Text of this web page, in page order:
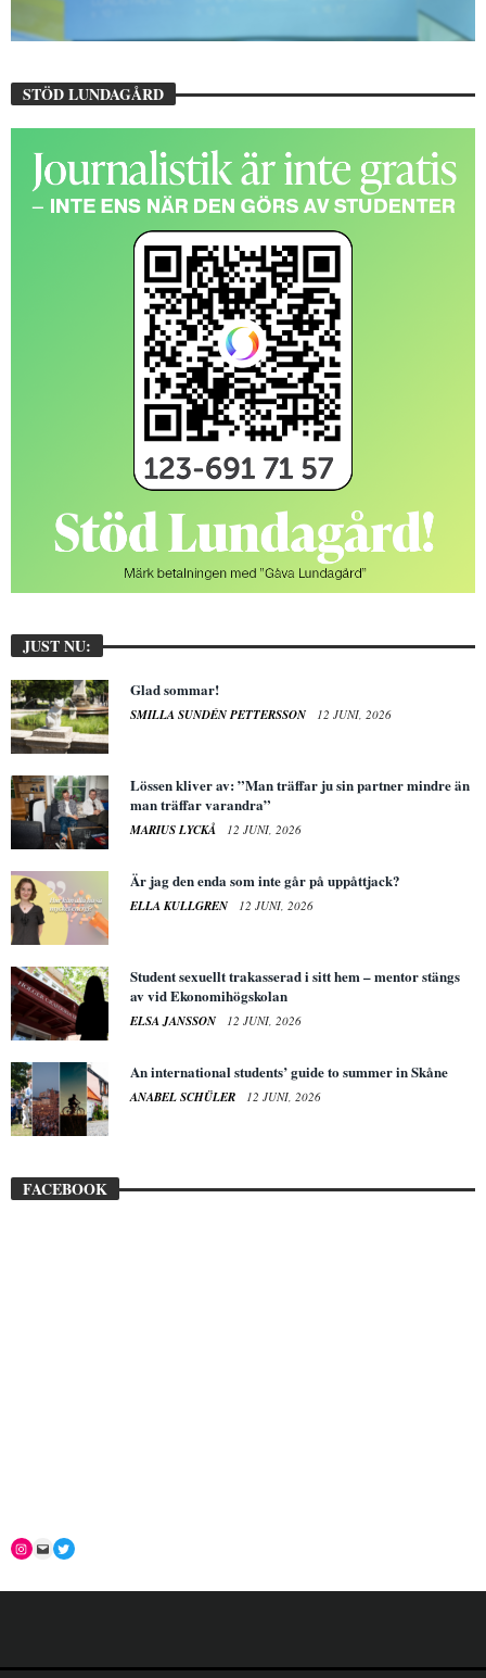
STÖD LUNDAGÅRD
JUST NU:
Glad sommar!
SMILLA SUNDÉN PETTERSSON 12 JUNI, 2026
Lössen kliver av: ”Man träffar ju sin partner mindre än
man träffar varandra”
MARIUS LYCKÅ 12 JUNI, 2026
Är jag den enda som inte går på uppåttjack?
ELLA KULLGREN 12 JUNI, 2026
Student sexuellt trakasserad i sitt hem – mentor stängs
av vid Ekonomihögskolan
ELSA JANSSON 12 JUNI, 2026
An international students’ guide to summer in Skåne
ANABEL SCHÜLER 12 JUNI, 2026
FACEBOOK